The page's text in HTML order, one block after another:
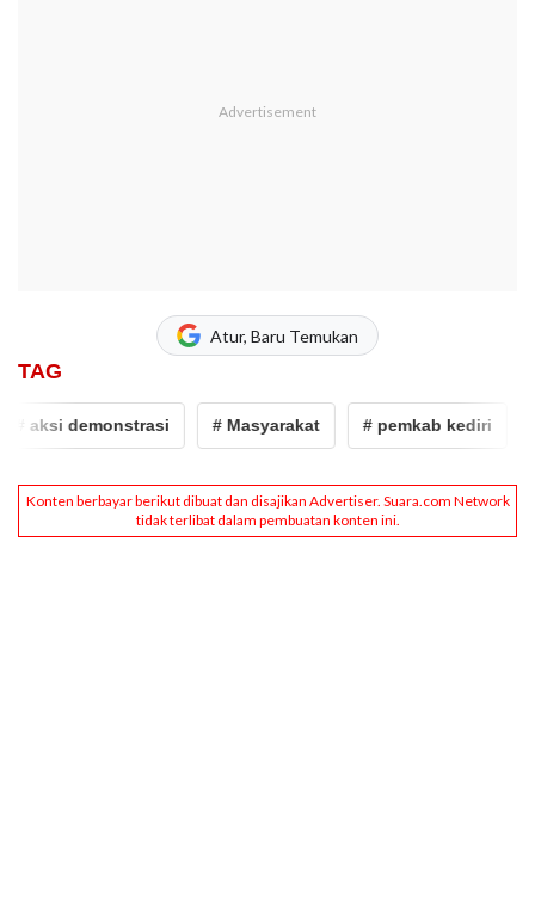
Atur, Baru Temukan
TAG
aksi demonstrasi # Masyarakat # pemkab kediri